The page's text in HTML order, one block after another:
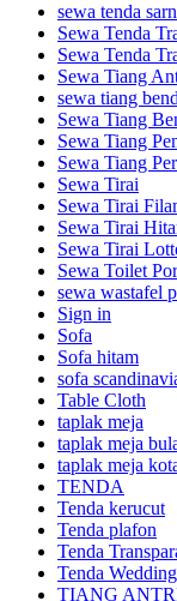
sewa tenda
Sewa Tenda
Sewa Tenda
Sewa Tiang
sewa tiang
Sewa Tiang
Sewa Tiang
Sewa Tiang
Sewa Tirai
Sewa Tirai
Sewa Tirai
Sewa Tirai
Sewa Toilet
sewa wastafel
Sign in
Sofa
Sofa hitam
sofa
Table Cloth
taplak meja
taplak meja
taplak meja
TENDA
Tenda kerucut
Tenda plafon
Tenda
Tenda Wedding
TIANG